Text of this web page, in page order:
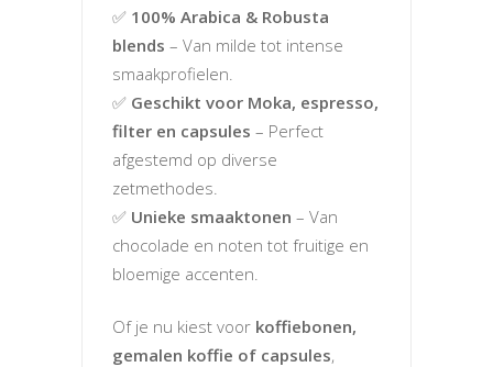
✅ 100% Arabica & Robusta
blends – Van milde tot intense
smaakprofielen.
✅ Geschikt voor Moka, espresso,
filter en capsules – Perfect
afgestemd op diverse
zetmethodes.
✅ Unieke smaaktonen – Van
chocolade en noten tot fruitige en
bloemige accenten.
Of je nu kiest voor koffiebonen,
gemalen koffie of capsules,